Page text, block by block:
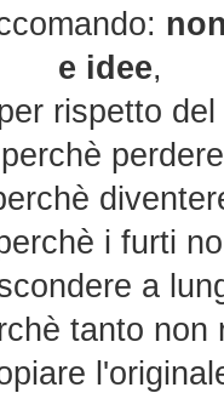
e idee,
rispetto
perchè
i furti
a
tanto non